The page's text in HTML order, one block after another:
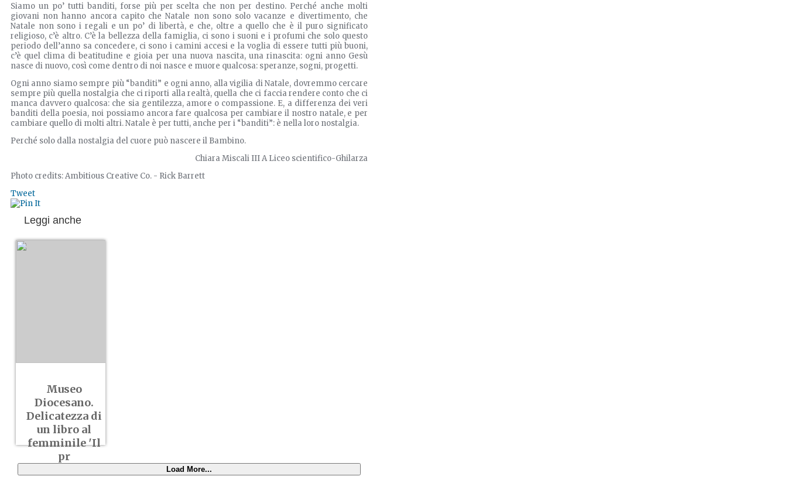
Siamo un po’ tutti banditi, forse più per scelta che non per destino. Perché anche molti
giovani non hanno ancora capito che Natale non sono solo vacanze e divertimento, che
Natale non sono i regali e un po’ di libertà, e che, oltre a quello che è il puro significato
religioso, c’è altro. C’è la bellezza della famiglia, ci sono i suoni e i profumi che solo questo
periodo dell’anno sa concedere, ci sono i camini accesi e la voglia di essere tutti più buoni,
c’è quel clima di beatitudine e gioia per una nuova nascita, una rinascita: ogni anno Gesù
nasce di nuovo, così come dentro di noi nasce e muore qualcosa: speranze, sogni, progetti.
Ogni anno siamo sempre più “banditi” e ogni anno, alla vigilia di Natale, dovremmo cercare
sempre più quella nostalgia che ci riporti alla realtà, quella che ci faccia rendere conto che ci
manca davvero qualcosa: che sia gentilezza, amore o compassione. E, a differenza dei veri
banditi della poesia, noi possiamo ancora fare qualcosa per cambiare il nostro natale, e per
cambiare quello di molti altri. Natale è per tutti, anche per i “banditi”: è nella loro nostalgia.
Perché solo dalla nostalgia del cuore può nascere il Bambino.
Chiara Miscali III A Liceo scientifico-Ghilarza
Photo credits: Ambitious Creative Co. - Rick Barrett
Tweet
Leggi anche
Museo
Diocesano.
Delicatezza di
un libro al
femminile 'Il
pr
Load More...